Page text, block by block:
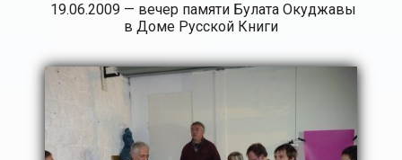
19.06.2009 — вечер памяти Булата Окуджавы
в Доме Русской Книги